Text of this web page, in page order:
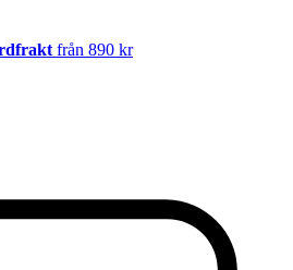
från 890 kr